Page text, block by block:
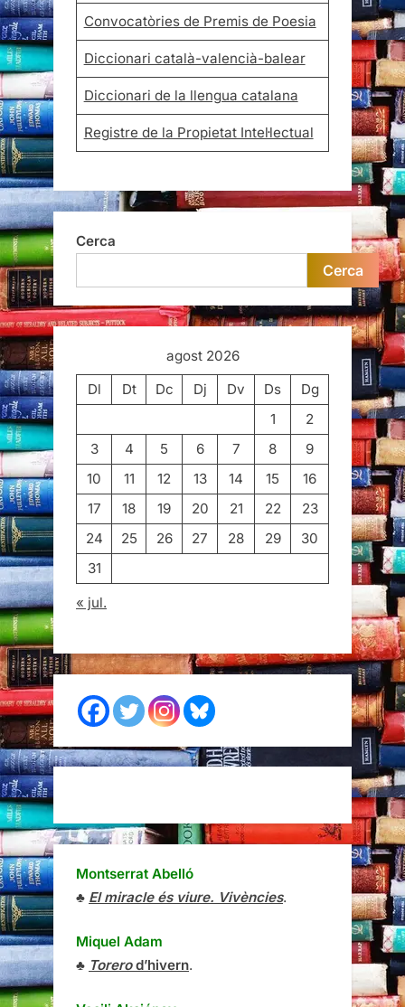
Convocatòries de Premis de Poesia
Diccionari català-valencià-balear
Diccionari de la llengua catalana
Registre de la Propietat Intel·lectual
Cerca
Cerca
agost 2026
Dl
Dt Dc Dj Dv Ds
Dg
1
2
3
4 5 6 7 8
9
10
11 12 13 14 15
16
17
18 19 20 21 22
23
24
25 26 27 28 29
30
31
« jul.
Montserrat Abelló
♣ El miracle és viure. Vivències.
Miquel Adam
♣ Torerod’hivern.